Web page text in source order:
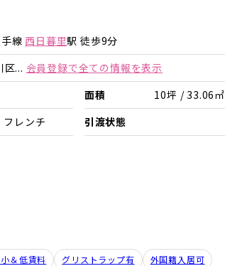
詳細を見る
線 西日暮里駅 徒歩9分
区... 会員登録で全ての情報を表示
面積
10坪 / 33.06㎡
フレンチ 引渡状態
＆低賃料 グリストラップ有
外国籍入居可